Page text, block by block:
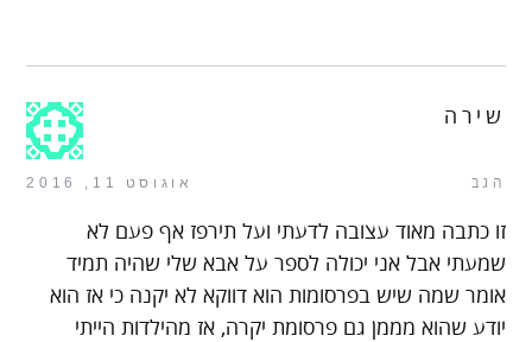
הגב אוגוסט 11, 2016
שירה
זו כתבה מאוד עצובה לדעתי ועל תירפז אף פעם לא
שמעתי אבל אני יכולה לספר על אבא שלי שהיה תמיד
אומר שמה שיש בפרסומות הוא דווקא לא יקנה כי אז הוא
יודע שהוא מממן גם פרסומת יקרה, אז מהילדות הייתי